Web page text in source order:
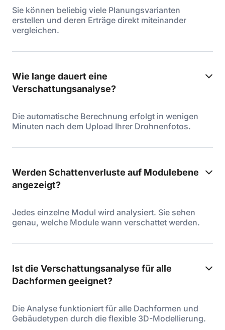
Sie können beliebig viele Planungsvarianten
erstellen und deren Erträge direkt miteinander
vergleichen.
Wie lange dauert eine
Verschattungsanalyse?
Die automatische Berechnung erfolgt in wenigen
Minuten nach dem Upload Ihrer Drohnenfotos.
Werden Schattenverluste auf Modulebene
angezeigt?
Jedes einzelne Modul wird analysiert. Sie sehen
genau, welche Module wann verschattet werden.
Ist die Verschattungsanalyse für alle
Dachformen geeignet?
Die Analyse funktioniert für alle Dachformen und
Gebäudetypen durch die flexible 3D-Modellierung.